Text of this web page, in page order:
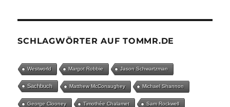
SCHLAGWÖRTER AUF TOMMR.DE
Westworld Margot Robbie Jason Schwartzman
Sachbuch Matthew McConaughey Michael Shannon
George Clooney Timothée Chalamet Sam Rockwell